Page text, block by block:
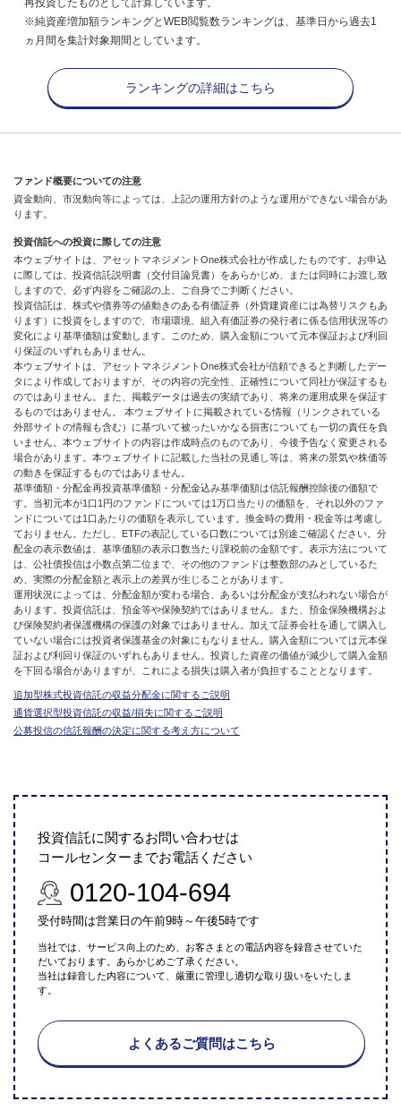
※純資産増加額ランキングとWEB閲覧数ランキングは、基準日から過去1
ヵ月間を集計対象期間としています。
ランキングの詳細はこちら
ファンド概要についての注意
資金動向、市況動向等によっては、上記の運用方針のような運用ができない場合があ
ります。
投資信託への投資に際しての注意
本ウェブサイトは、アセットマネジメントOne株式会社が作成したものです。お申込
に際しては、投資信託説明書（交付目論見書）をあらかじめ、または同時にお渡し致
しますので、必ず内容をご確認の上、ご自身でご判断ください。
投資信託は、株式や債券等の値動きのある有価証券（外貨建資産には為替リスクもあ
ります）に投資をしますので、市場環境、組入有価証券の発行者に係る信用状況等の
変化により基準価額は変動します。このため、購入金額について元本保証および利回
り保証のいずれもありません。
本ウェブサイトは、アセットマネジメントOne株式会社が信頼できると判断したデー
タにより作成しておりますが、その内容の完全性、正確性について同社が保証するも
のではありません。また、掲載データは過去の実績であり、将来の運用成果を保証す
るものではありません。 本ウェブサイトに掲載されている情報（リンクされている
外部サイトの情報も含む）に基づいて被ったいかなる損害についても一切の責任を負
いません。本ウェブサイトの内容は作成時点のものであり、今後予告なく変更される
場合があります。本ウェブサイトに記載した当社の見通し等は、将来の景気や株価等
の動きを保証するものではありません。
基準価額・分配金再投資基準価額・分配金込み基準価額は信託報酬控除後の価額で
す。当初元本が1口1円のファンドについては1万口当たりの価額を、それ以外のファ
ンドについては1口あたりの価額を表示しています。換金時の費用・税金等は考慮し
ておりません。ただし、ETFの表記している口数については別途ご確認ください。分
配金の表示数値は、基準価額の表示口数当たり課税前の金額です。表示方法について
は、公社債投信は小数点第二位まで、その他のファンドは整数部のみとしているた
め、実際の分配金額と表示上の差異が生じることがあります。
運用状況によっては、分配金額が変わる場合、あるいは分配金が支払われない場合が
あります。投資信託は、預金等や保険契約ではありません。また、預金保険機構およ
び保険契約者保護機構の保護の対象ではありません。加えて証券会社を通して購入し
ていない場合には投資者保護基金の対象にもなりません。購入金額については元本保
証および利回り保証のいずれもありません。投資した資産の価値が減少して購入金額
を下回る場合がありますが、これによる損失は購入者が負担することとなります。
追加型株式投資信託の収益分配金に関するご説明
通貨選択型投資信託の収益/損失に関するご説明
公募投信の信託報酬の決定に関する考え方について
投資信託に関するお問い合わせは
コールセンターまでお電話ください
0120-104-694
受付時間は営業日の午前9時～午後5時です
当社では、サービス向上のため、お客さまとの電話内容を録音させていた
だいております。あらかじめご了承ください。
当社は録音した内容について、厳重に管理し適切な取り扱いをいたしま
す。
よくあるご質問はこちら